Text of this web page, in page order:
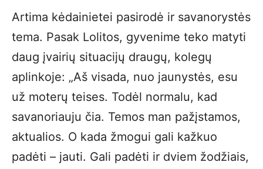
Artima kėdainietei pasirodė ir savanorystės
tema. Pasak Lolitos, gyvenime teko matyti
daug įvairių situacijų draugų, kolegų
aplinkoje: „Aš visada, nuo jaunystės, esu
už moterų teises. Todėl normalu, kad
savanoriauju čia. Temos man pažįstamos,
aktualios. O kada žmogui gali kažkuo
padėti – jauti. Gali padėti ir dviem žodžiais,